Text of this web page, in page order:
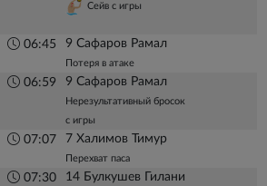
Сейв с игры
06:45 9 Сафаров Рамал
Потеря в атаке
06:59 9 Сафаров Рамал
Нерезультативный бросок
с игры
07:07 7 Халимов Тимур
Перехват паса
07:30 14 Булкушев Гилани